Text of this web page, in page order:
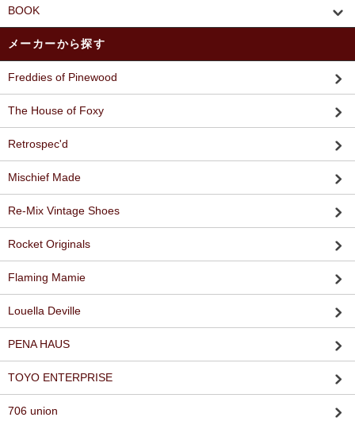
BOOK
メーカーから探す
Freddies of Pinewood
The House of Foxy
Retrospec'd
Mischief Made
Re-Mix Vintage Shoes
Rocket Originals
Flaming Mamie
Louella Deville
PENA HAUS
TOYO ENTERPRISE
706 union